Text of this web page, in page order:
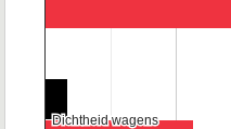
Dichtheid wagens
Dichtheid wagens